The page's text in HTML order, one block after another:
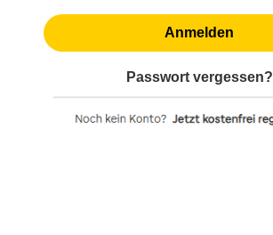
Anmelden
Passwort vergessen?